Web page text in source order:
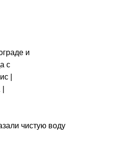
чистую воду